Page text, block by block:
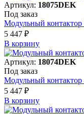
Артикул: 18075DEK
Под заказ
Модульный
5 447 ₽
В корзинy
Артикул: 18074DEK
Под заказ
Модульный
5 447 ₽
В корзинy